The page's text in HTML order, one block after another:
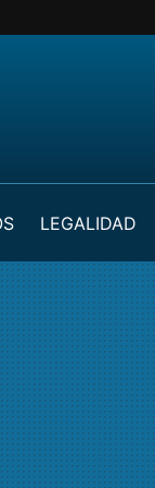
LEGALIDAD